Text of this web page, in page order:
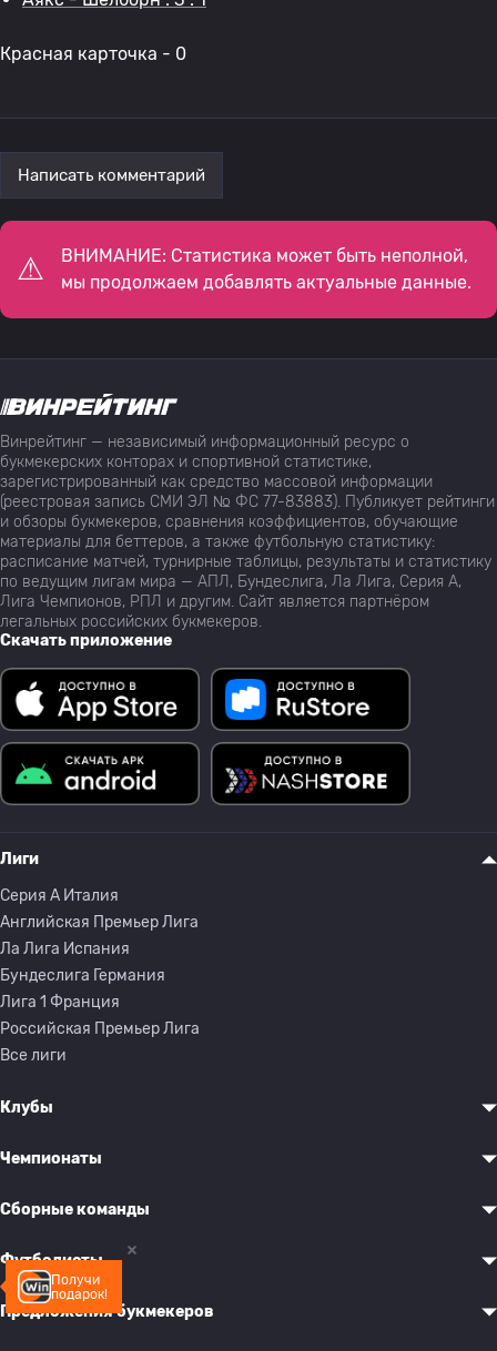
Красная карточка - 0
Написать комментарий
ВНИМАНИЕ: Статистика может быть неполной,
мы продолжаем добавлять актуальные данные.
Получи
подарок!
Винрейтинг — независимый информационный ресурс о
букмекерских конторах и спортивной статистике,
зарегистрированный как средство массовой информации
(реестровая запись СМИ ЭЛ № ФС 77-83883). Публикует рейтинги
и обзоры букмекеров, сравнения коэффициентов, обучающие
материалы для беттеров, а также футбольную статистику:
расписание матчей, турнирные таблицы, результаты и статистику
по ведущим лигам мира — АПЛ, Бундеслига, Ла Лига, Серия А,
Лига Чемпионов, РПЛ и другим. Сайт является партнёром
легальных российских букмекеров.
Скачать приложение
Лиги
Серия A Италия
Английская Премьер Лига
Ла Лига Испания
Бундеслига Германия
Лига 1 Франция
Российская Премьер Лига
Все лиги
Клубы
Чемпионаты
Сборные команды
Футболисты
Предложения букмекеров